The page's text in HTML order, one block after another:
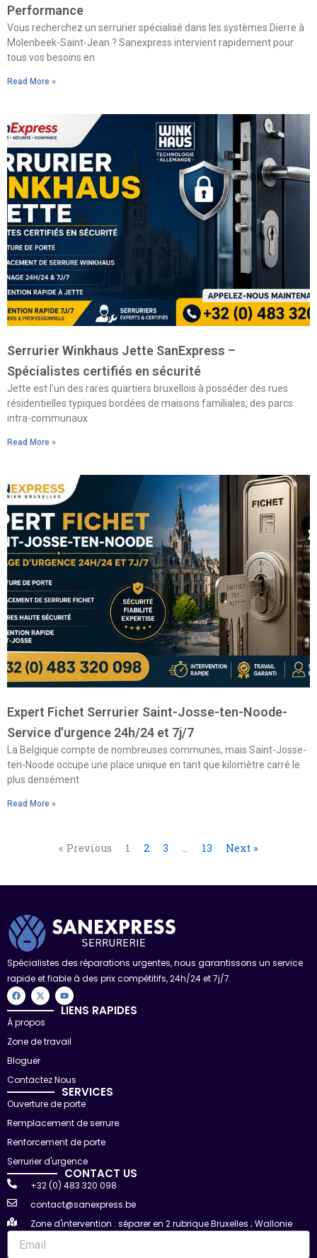
Performance
Vous recherchez un serrurier spécialisé dans les systèmes Dierre à
Molenbeek-Saint-Jean ? Sanexpress intervient rapidement pour
tous vos besoins en
Read More »
Serrurier Winkhaus Jette SanExpress –
Spécialistes certifiés en sécurité
Jette est l’un des rares quartiers bruxellois à posséder des rues
résidentielles typiques bordées de maisons familiales, des parcs
intra-communaux
Read More »
Expert Fichet Serrurier Saint-Josse-ten-Noode-
Service d’urgence 24h/24 et 7j/7
La Belgique compte de nombreuses communes, mais Saint-Josse-
ten-Noode occupe une place unique en tant que kilomètre carré le
plus densément
Read More »
« Previous 1 2 3 … 13 Next »
Spécialistes des réparations urgentes, nous garantissons un service
rapide et fiable à des prix compétitifs, 24h/24 et 7j/7.
F
a
c
b
o
X
-
t
i
t
r
Y
o
u
t
e
LIENS RAPIDES
À propos
Zone de travail
Bloguer
Contactez Nous
SERVICES
Ouverture de porte
Remplacement de serrure
Renforcement de porte
Serrurier d'urgence
CONTACT US
+32 (0) 483 320 098
contact@sanexpress.be
Zone d'intervention : séparer en 2 rubrique Bruxelles ; Wallonie